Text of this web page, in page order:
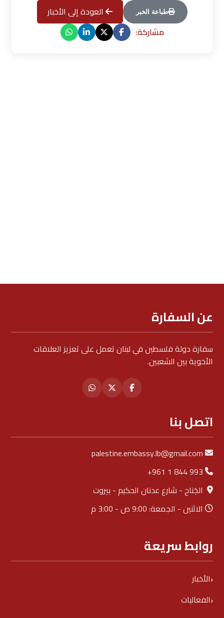
العودة إلى الأخبار طباعة الخبر
مشاركة:
عن السفارة
سفارة دولة فلسطين في لبنان تعمل على تعزيز العلاقات
الأخوية بين الشعبين.
اتصل بنا
palestine.embassy.lb@gmail.com
+961 1 844 993
الجَناح - شارع عدنان الحكيم - بيروت
الاثنين - الجمعة: 9:00 ص - 3:00 م
روابط سريعة
الأخبار
الفعاليات